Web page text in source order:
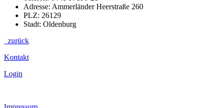
Adresse: Ammerländer Heerstraße 260
PLZ: 26129
Stadt: Oldenburg
zurück
Kontakt
Login